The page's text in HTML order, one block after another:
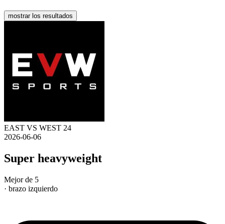
mostrar los resultados
EAST VS WEST 24
2026-06-06
Super heavyweight
Mejor de 5
· brazo izquierdo